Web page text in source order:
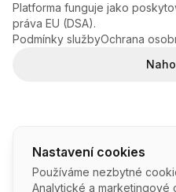
Nastavení cookies
Používáme nezbytné
Analytické a
Platforma funguje jako
práva EU (DSA).
Podmínky službyOchrana